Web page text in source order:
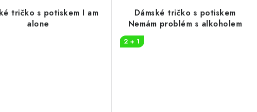
tričko s potiskem I am
alone
Dámské tričko s potiskem
Nemám problém s alkoholem
2 + 1